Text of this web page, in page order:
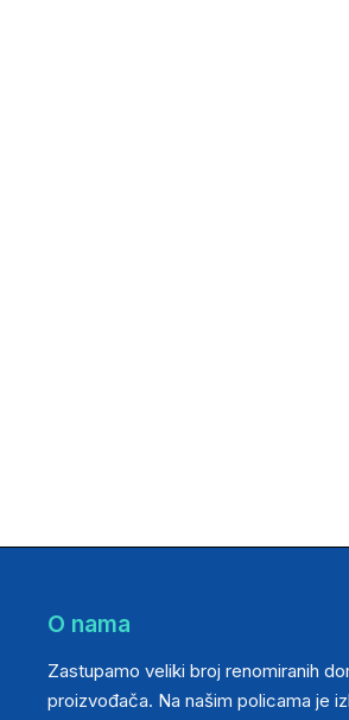
O nama
Zastupamo veliki broj renomiranih
proizvođača. Na našim policama je